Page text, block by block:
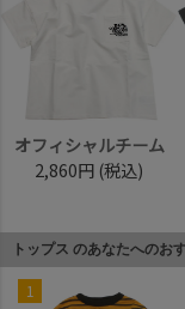
オフィシャルチーム
2,860円 (税込)
トップス のあなたへのお
1